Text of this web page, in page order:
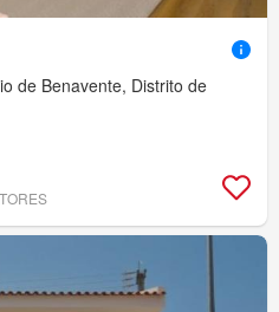
de Benavente, Distrito de